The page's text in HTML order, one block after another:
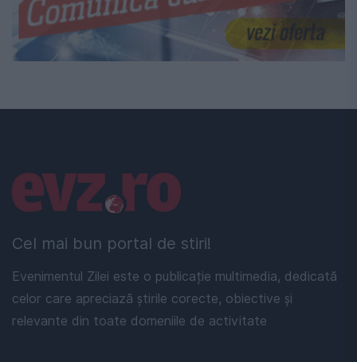
Cel mai bun portal de stiri!
Evenimentul Zilei este o publicație multimedia, dedicată
celor care apreciază știrile corecte, obiective și
relevante din toate domeniile de activitate
Linkuri utile